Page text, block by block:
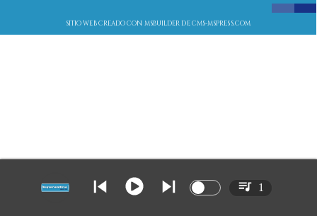
SITIO WEB CREADO CON MSBUILDER DE CMS-MSPRESS.COM
1